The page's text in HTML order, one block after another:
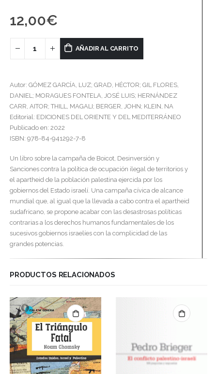
12,00€
AÑADIR AL CARRITO
Autor: GÓMEZ GARCÍA, LUZ; GRAD, HÉCTOR; GIL FLORES,
DANIEL; MORAGUES FONTELA, JOSÉ LUIS; HERNÁNDEZ
CARR, AITOR; THILL, MAGALI; BERGER, JOHN; KLEIN, NA
Editorial: EDICIONES DEL ORIENTE Y DEL MEDITERRÁNEO
Publicado en: 2022
ISBN: 978-84-941292-7-8
Un libro sobre la campaña de Boicot, Desinversión y
Sanciones contra la política de ocupación ilegal de territorios y
el apartheid de la población palestina ejercida por los
gobiernos del Estado israelí. Una campaña cívica de alcance
mundial que, al igual que la llevada a cabo contra el apartheid
sudafricano, se propone acabar con las desastrosas políticas
contrarias a los derechos humanos fundamentales de los
sucesivos gobiernos israelíes con la complicidad de las
grandes potencias.
PRODUCTOS RELACIONADOS